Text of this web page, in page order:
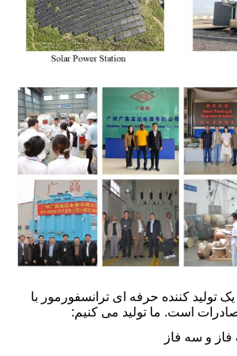
یک تولید کننده حرفه ای ترانسفورمور با
فاز و سه فاز